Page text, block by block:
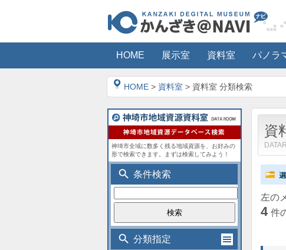
HOME 展示室 資料室 パノラ
HOME > 資料室 > 資料室 分類検索
資
左の
4 件
神埼市全域に数多く残る地域資源を、お好みの
形で検索できます。まずは検索してみよう！
search 条件検索
search 分類指定